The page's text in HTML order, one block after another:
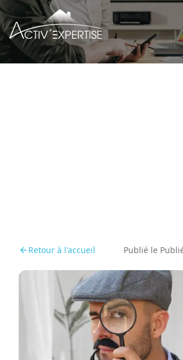
Retour à l'accueil Publié le